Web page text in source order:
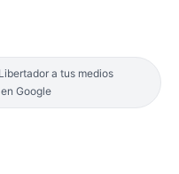
a tus medios
Google